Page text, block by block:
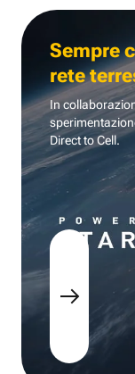
Sempre
rete
In
Direct to Cell.